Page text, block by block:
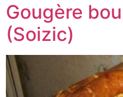
Gougère
(Soizic)